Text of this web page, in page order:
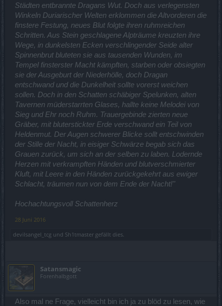
Städten entbrannte Dragans Wut. Doch aus verlegensten
Winkeln Duriarischer Welten erklommen die Altvorderen die
finstere Festung, neues Blut folgte ihren ruhmreichen
Schritten. Aus Stein geschlagene Alpträume kreuzten ihre
Wege, in dunkelsten Ecken verschlingender Seide alter
Spinnenbrut bluteten sie aus tausenden Wunden, im
Tempel finsterster Macht kämpften, starben oder obsiegten
sie der Ausgeburt der Niederhölle, doch Dragan
entschwand und die Dunkelheit sollte vorerst weichen
sollen. Doch in den Schatten schäbiger Spelunken, alten
Tavernen müderstarrten Glases, hallte keine Melodei von
Sieg und Ehr noch Ruhm. Trauergebinde zierten neue
Gräber, mit bluterstickter Erde verschwand ein Teil von
Heldenmut. Der Augen schwerer Blicke sollt entschwinden
der Stille der Nacht, in eisiger Schwärze begab sich das
Grauen zurück, um sich an der selben zu laben. Lodernde
Herzen mit verkrampften Händen und blutverschmierter
Kluft, mit Leere in den Händen zurückgekehrt aus ewiger
Schlacht, träumen nun von dem Ende der Nacht!"
Hochachtungsvoll Schattenherz
28 Juni 2016
devilsangel_tcg und Sh1tmaster gefällt dies.
Satansmagic
Forenhalbgott
Also mal ne Frage, vielleicht bin ich ja zu blöd zu lesen, wie